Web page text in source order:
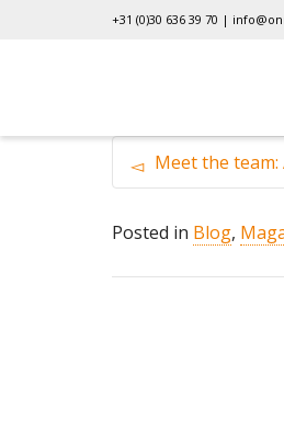
+31 (0)30 636 39 70 |
Meet the
Posted in Blog,